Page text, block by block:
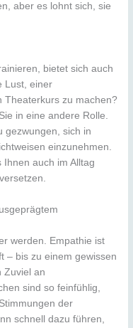
aber es lohnt sich, sie
bietet sich auch
Lust, einer
Theaterkurs zu machen?
in eine andere Rolle.
gezwungen, sich in
einzunehmen.
auch im Alltag
werden. Empathie ist
– bis zu einem gewissen
Zuviel an
sind so feinfühlig,
der
schnell dazu führen,